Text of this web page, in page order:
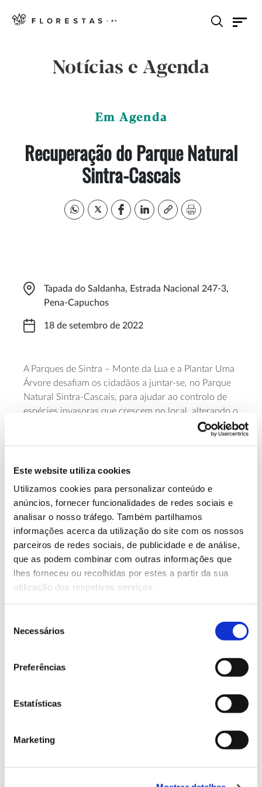
Este website utiliza cookies
Utilizamos cookies para personalizar conteúdo e
anúncios, fornecer funcionalidades de redes sociais e
analisar o nosso tráfego. Também partilhamos
informações acerca da utilização do site com os nossos
parceiros de redes sociais, de publicidade e de análise,
que as podem combinar com outras informações que
lhes forneceu ou recolhidas por estes a partir da sua
utilização dos respetivos serviços.
Necessários
Preferências
Estatísticas
Marketing
Notícias e Agenda
Em Agenda
Recuperação do Parque Natural
Sintra-Cascais
Tapada do Saldanha, Estrada Nacional 247-3,
Pena-Capuchos
18 de setembro de 2022
A Parques de Sintra – Monte da Lua e a Plantar Uma
Árvore desafiam os cidadãos a juntar-se, no Parque
Natural Sintra-Cascais, para ajudar ao controlo de
espécies invasoras que crescem no local, alterando o
coberto vegetal e degradando o equilíbrio e algumas
zonas deste Parque Natural. A iniciativa, que visa a
risco e incêndio e o aumento da biodiversidade,
Tapada do Saldanha, e requer inscrição prévia.
Saiba mais sobre este voluntariado
13.07.2026
Genoma do priolo e de outras espécies em risco:
conhecer para conservar
02.07.2026
Registar galhas de Trichi em acácia-das-espigas:
cidadãos chamados a ajudar